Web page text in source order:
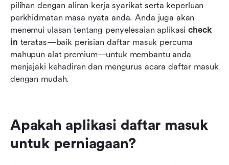
pilihan dengan aliran kerja syarikat serta keperluan
perkhidmatan masa nyata anda. Anda juga akan
menemui ulasan tentang penyelesaian aplikasi check
in teratas—baik perisian daftar masuk percuma
mahupun alat premium—untuk membantu anda
menjejaki kehadiran dan mengurus acara daftar masuk
dengan mudah.
Apakah aplikasi daftar masuk
untuk perniagaan?